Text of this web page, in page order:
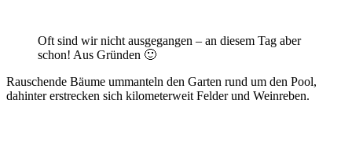
Oft sind wir nicht ausgegangen – an diesem Tag aber
schon! Aus Gründen 🙂
Rauschende Bäume ummanteln den Garten rund um den Pool,
dahinter erstrecken sich kilometerweit Felder und Weinreben.